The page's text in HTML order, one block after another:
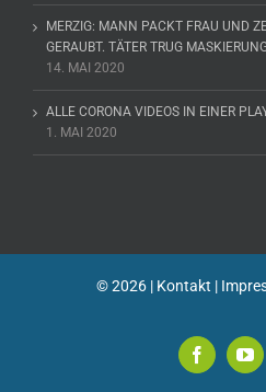
MERZIG: MANN PACKT FRAU UND
GERAUBT. TÄTER TRUG
14. MAI 2020
ALLE CORONA VIDEOS IN EINER
1. MAI 2020
©2026 | Kontakt |
Facebook